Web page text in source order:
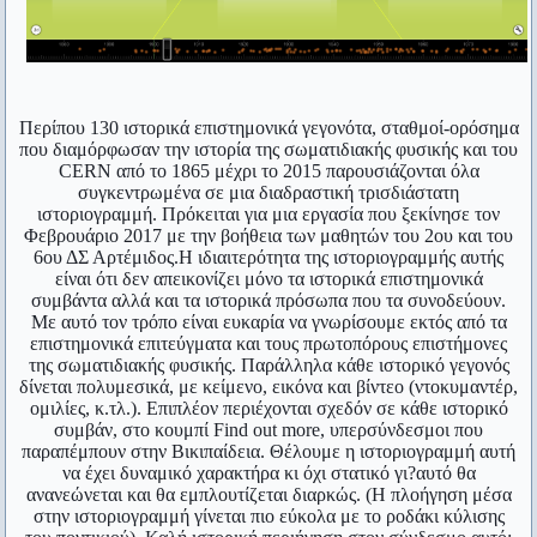
H αποταμίευση είναι πολύ ωραίο πράγμα. Ειδικά όταν οι
Κι όμως κινείται!
Γαλιλαίος (εννοώντας τη γη)
Μη μου τους κύκλους τάραττε.
Αρχιμήδης
Δεν υπάρχει τίποτε πιο άνισο από την ίση μεταχείριση των
ανίσων.
Αριστοτέλης
Εύρηκα!
Αρχιμήδης
Περισσότεροι νόμοι, λιγότερη δικαιοσύνη.
Κικέρων
Ηλείους, γιατί ήταν πολύ δίκαιοι κριτές στους
Ολυμπιακούς αγώνες. Ο Άγης ρώτησε με απορία:
«Και είναι τόσο σπουδαίο το ότι οι Ηλείοι μια
φορά στα τέσσερα χρόνια γίνονται δίκαιοι;»
#7. Ένας πατέρας ζήτησε από τον Αρίστιππο να
διδάξει τον γιο του. Ο φιλόσοφος ζήτησε αμοιβή
500 δραχμές. Ο πατέρας θεώρησε υπερβολικό το
ποσό. «Με τόσα χρήματα», είπε, «θα μπορούσα να
αγοράσω ένα ζώο». «Αγόρασε», είπε ο Αρίστιππος,
«κι έτσι θα έχεις δύο».
#8. Ο Διογένης ζητούσε ελεημοσύνη από ένα
άγαλμα. Όταν τον ρώτησαν γιατί κάνει κάτι τέτοιο
Περίπου 130 ιστορικά επιστημονικά γεγονότα, σταθμοί-ορόσημα
που διαμόρφωσαν την ιστορία της σωματιδιακής φυσικής και του
CERN από το 1865 μέχρι το 2015 παρουσιάζονται όλα
συγκεντρωμένα σε μια διαδραστική τρισδιάστατη
ιστοριογραμμή. Πρόκειται για μια εργασία που ξεκίνησε τον
Φεβρουάριο 2017 με την βοήθεια των μαθητών του 2ου και του
6ου ΔΣ Αρτέμιδος.Η ιδιαιτερότητα της ιστοριογραμμής αυτής
είναι ότι δεν απεικονίζει μόνο τα ιστορικά επιστημονικά
συμβάντα αλλά και τα ιστορικά πρόσωπα που τα συνοδεύουν.
Με αυτό τον τρόπο είναι ευκαρία να γνωρίσουμε εκτός από τα
επιστημονικά επιτεύγματα και τους πρωτοπόρους επιστήμονες
της σωματιδιακής φυσικής. Παράλληλα κάθε ιστορικό γεγονός
δίνεται πολυμεσικά, με κείμενο, εικόνα και βίντεο (ντοκυμαντέρ,
ομιλίες, κ.τλ.). Επιπλέον περιέχονται σχεδόν σε κάθε ιστορικό
συμβάν, στο κουμπί Find out more, υπερσύνδεσμοι που
παραπέμπουν στην Βικιπαίδεια. Θέλουμε η ιστοριογραμμή αυτή
να έχει δυναμικό χαρακτήρα κι όχι στατικό γι?αυτό θα
ανανεώνεται και θα εμπλουτίζεται διαρκώς. (Η πλοήγηση μέσα
στην ιστοριογραμμή γίνεται πιο εύκολα με το ροδάκι κύλισης